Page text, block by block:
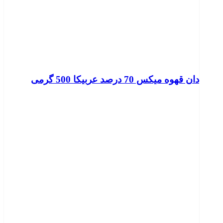
دان قهوه میکس 70 درصد عربیکا 500 گرمی